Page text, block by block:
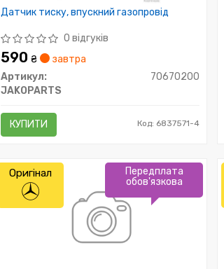
Датчик тиску, впускний газопровід
0 відгуків
590₴
завтра
Артикул:
70670200
JAKOPARTS
КУПИТИ Код: 6837571-4
Передплата
обов'язкова
Оригінал